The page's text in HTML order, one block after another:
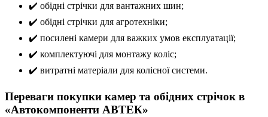
✔️ обідні стрічки для вантажних шин;
✔️ обідні стрічки для агротехніки;
✔️ посилені камери для важких умов експлуатації;
✔️ комплектуючі для монтажу коліс;
✔️ витратні матеріали для колісної системи.
Переваги покупки камер та обідних стрічок в
«Автокомпоненти АВТЕК»